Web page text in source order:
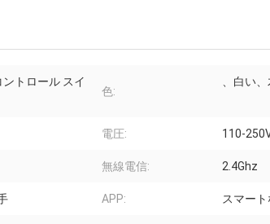
トロール スイ
色:
、白い
電圧: 110-
無線電信: 2.4Ghz
APP: スマー